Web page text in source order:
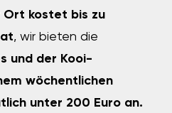
kostet bis zu
, wir bieten die
und der Kooi-
wöchentlichen
unter 200 Euro an.